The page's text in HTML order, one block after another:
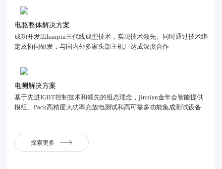
电驱整体解决方案
成功开发出hairpin三代线成型技术，实现技术领先。同时通过技术绑
定及协同研发，与国内外多家头部主机厂达成深度合作
电测解决方案
基于先进IGBT控制技术和领先的组态理念，jinnian金年会智能提供
模组、Pack高精度大功率充放电测试和高可靠多功能集成测试设备
探索更多